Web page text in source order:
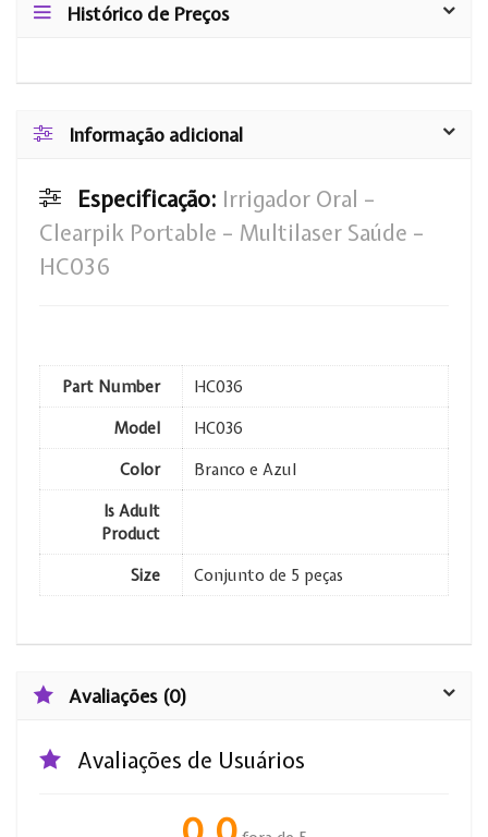
Histórico de Preços
Informação adicional
Especificação: Irrigador Oral –
Clearpik Portable – Multilaser Saúde –
HC036
Part Number
HC036
Model
HC036
Color
Branco e Azul
Is Adult
Product
Size
Conjunto de 5 peças
Avaliações (0)
Avaliações de Usuários